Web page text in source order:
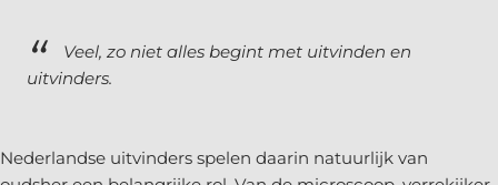
Veel, zo niet alles begint met uitvinden en
uitvinders.
Nederlandse uitvinders spelen daarin natuurlijk van